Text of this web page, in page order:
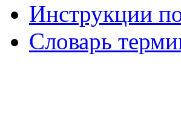
Инструкции
Словарь